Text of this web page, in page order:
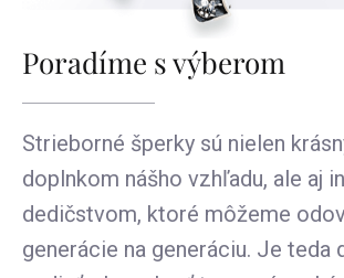
Poradíme s výberom
Strieborné šperky sú nielen
doplnkom nášho vzhľadu, ale aj
dedičstvom, ktoré môžeme
generácie na generáciu. Je teda